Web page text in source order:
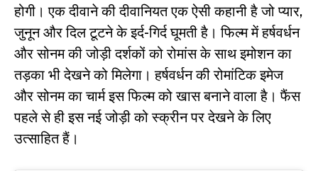
होगी। एक दीवाने की दीवानियत एक ऐसी कहानी है जो प्यार,
जुनून और दिल टूटने के इर्द-गिर्द घूमती है। फिल्म में हर्षवर्धन
और सोनम की जोड़ी दर्शकों को रोमांस के साथ इमोशन का
तड़का भी देखने को मिलेगा। हर्षवर्धन की रोमांटिक इमेज
और सोनम का चार्म इस फिल्म को खास बनाने वाला है। फैंस
पहले से ही इस नई जोड़ी को स्क्रीन पर देखने के लिए
उत्साहित हैं।